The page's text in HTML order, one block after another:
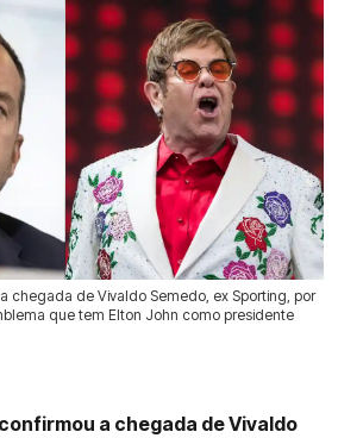
chegada de Vivaldo Semedo, ex Sporting, por
que tem Elton John como presidente
a chegada de Vivaldo